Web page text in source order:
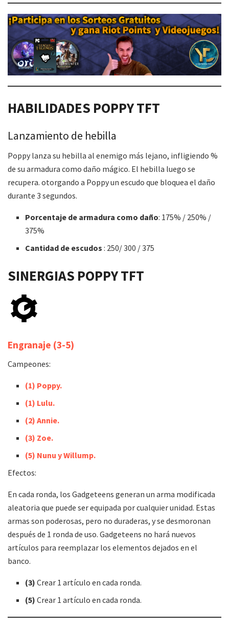
HABILIDADES POPPYTFT
Lanzamiento de hebilla
Poppy lanza su hebilla al enemigo más lejano, infligiendo %
de su armadura como daño mágico. El hebilla luego se
recupera. otorgando a Poppy un escudo que bloquea el daño
durante 3 segundos.
Porcentaje de armadura como daño: 175% / 250% /
375%
Cantidad de escudos : 250/ 300 / 375
SINERGIAS POPPYTFT
Engranaje (3-5)
Campeones:
(1) Poppy.
(1) Lulu.
(2) Annie.
(3) Zoe.
(5) Nunu y Willump.
Efectos:
En cada ronda, los Gadgeteens generan un arma modificada
aleatoria que puede ser equipada por cualquier unidad. Estas
armas son poderosas, pero no duraderas, y se desmoronan
después de 1 ronda de uso. Gadgeteens no hará nuevos
artículos para reemplazar los elementos dejados en el
banco.
(3)Crear 1 artículo en cada ronda.
(5)Crear 1 artículo en cada ronda.